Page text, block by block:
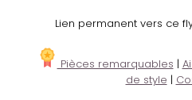
Lien permanent vers ce
Pièces remarquables |
de style |